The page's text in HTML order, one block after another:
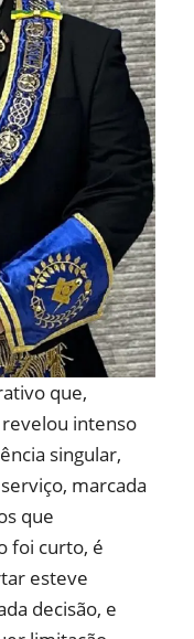
que,
intenso
singular,
marcada
que
foi curto, é
esteve
decisão, e